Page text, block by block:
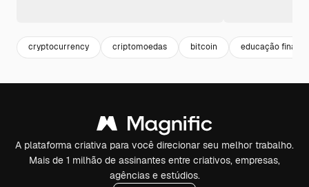
cryptocurrency criptomoedas bitcoin educação
A plataforma criativa para você direcionar seu melhor trabalho.
Mais de 1 milhão de assinantes entre criativos, empresas,
agências e estúdios.